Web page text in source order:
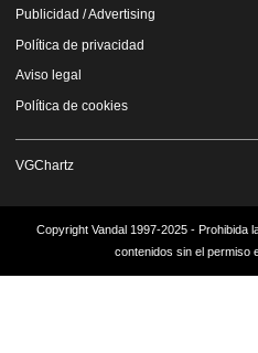
Publicidad / Advertising
Política de privacidad
Aviso legal
Política de cookies
VGChartz
Copyright Vandal 1997-2025 - Prohibida
contenidos sin el permiso